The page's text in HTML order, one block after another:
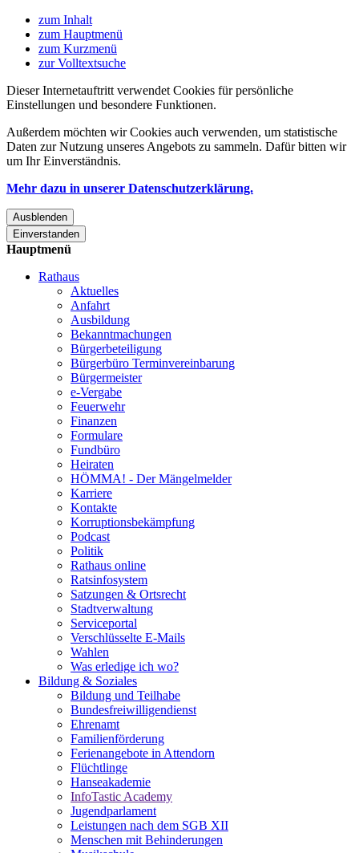
zum Inhalt
zum Hauptmenü
zum Kurzmenü
zur Volltextsuche
Dieser Internetauftritt verwendet Cookies für persönliche
Einstellungen und besondere Funktionen.
Außerdem möchten wir Cookies auch verwenden, um statistische
Daten zur Nutzung unseres Angebots zu sammeln. Dafür bitten wir
um Ihr Einverständnis.
Mehr dazu in unserer Datenschutzerklärung.
Ausblenden
Einverstanden
Hauptmenü
Rathaus
Aktuelles
Anfahrt
Ausbildung
Bekanntmachungen
Bürgerbeteiligung
Bürgerbüro Terminvereinbarung
Bürgermeister
e-Vergabe
Feuerwehr
Finanzen
Formulare
Fundbüro
Heiraten
HÖMMA! - Der Mängelmelder
Karriere
Kontakte
Korruptionsbekämpfung
Podcast
Politik
Rathaus online
Ratsinfosystem
Satzungen & Ortsrecht
Stadtverwaltung
Serviceportal
Verschlüsselte E-Mails
Wahlen
Was erledige ich wo?
Bildung & Soziales
Bildung und Teilhabe
Bundesfreiwilligendienst
Ehrenamt
Familienförderung
Ferienangebote in Attendorn
Flüchtlinge
Hanseakademie
InfoTastic Academy
Jugendparlament
Leistungen nach dem SGB XII
Menschen mit Behinderungen